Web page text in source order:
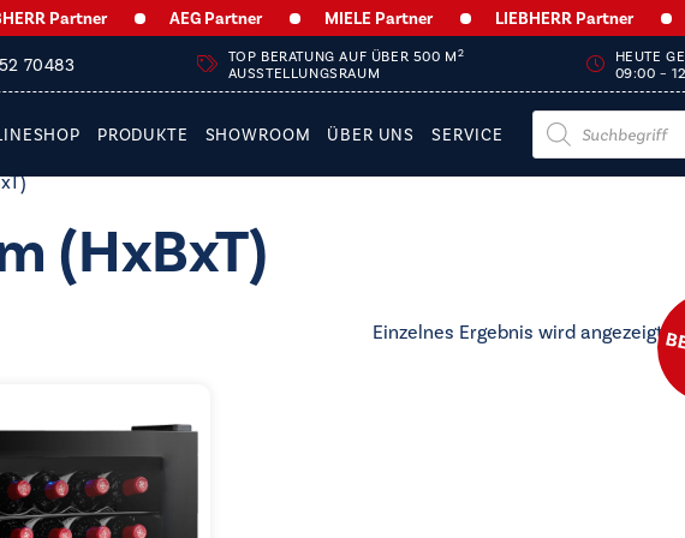
Partner AEG Partner MIELE Partner LIEBHERR Partner
70483 TOP BERATUNG AUF ÜBER 500 M 2
AUSSTELLUNGSRAUM
HEUTE
09:00 –
PRODUKTE SHOWROOM ÜBER UNS SERVICE
Products
search
(HxBxT)
Einzelnes Ergebnis wird angezeigt